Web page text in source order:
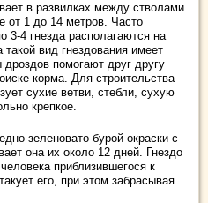
в развилках между стволами
от 1 до 14 метров. Часто
3-4 гнезда располагаются на
вид гнездования имеет
помогают друг другу
корма. Для строительства
сухие ветви, стебли, сухую
крепкое.
зеленовато-бурой окраски с
она их около 12 дней. Гнездо
приблизившегося к
его, при этом забрасывая